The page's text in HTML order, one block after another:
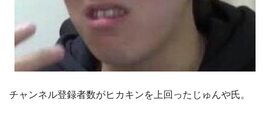
チャンネル登録者数がヒカキンを上回ったじゅんや氏。